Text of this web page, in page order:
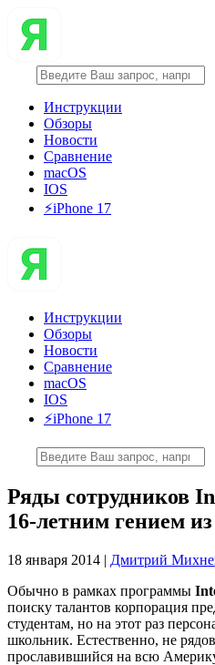
Инструкции
Обзоры
Новости
Сравнение
macOS
IOS
⚡️iPhone 17
Инструкции
Обзоры
Новости
Сравнение
macOS
IOS
⚡️iPhone 17
Ряды сотрудников
16-летним гением
18 января 2014 | Дмитрий
Обычно в рамках программы
поиску талантов корпорация
студентам, но на этот раз
школьник. Естественно, не
прославившийся на всю